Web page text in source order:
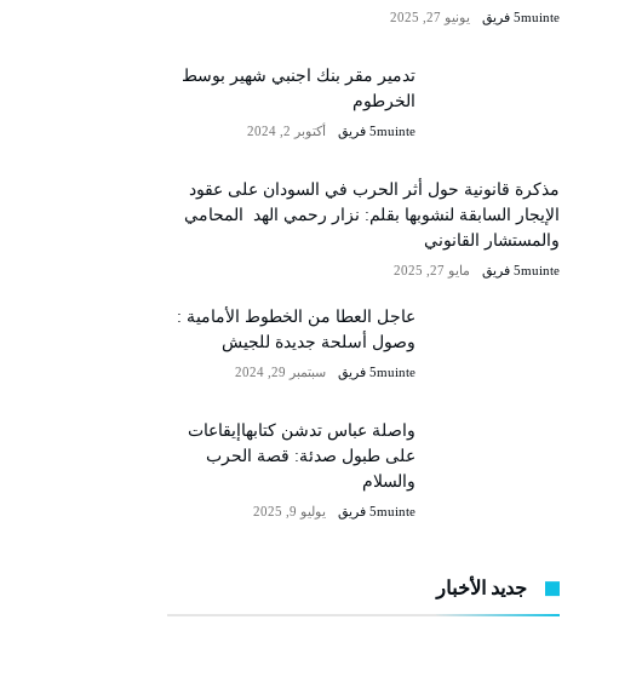
5muinte فريق يونيو 27, 2025
تدمير مقر بنك اجنبي شهير بوسط
الخرطوم
5muinte فريق أكتوبر 2, 2024
مذكرة قانونية حول أثر الحرب في السودان على عقود
الإيجار السابقة لنشوبها بقلم: نزار رحمي الهد المحامي
والمستشار القانوني
5muinte فريق مايو 27, 2025
عاجل العطا من الخطوط الأمامية :
وصول أسلحة جديدة للجيش
5muinte فريق سبتمبر 29, 2024
واصلة عباس تدشن كتابهاإيقاعات
على طبول صدئة: قصة الحرب
والسلام
5muinte فريق يوليو 9, 2025
جديد الأخبار